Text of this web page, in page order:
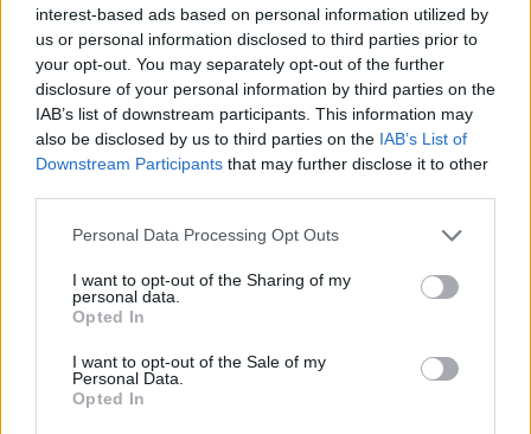
interest-based ads based on personal information utilized by
us or personal information disclosed to third parties prior to
your opt-out. You may separately opt-out of the further
disclosure of your personal information by third parties on the
IAB’s list of downstream participants. This information may
also be disclosed by us to third parties on the IAB’s List of
Downstream Participants that may further disclose it to other
Please note that this website/app uses one or more Google
not limited to your visit or usage behaviour. You may click to
grant or deny consent to Google and its third-party tags to
use your data for below specified purposes in below Google
consent section.
Personal Data Processing Opt Outs
I want to opt-out of the Sharing of my
personal data.
Opted In
I want to opt-out of the Sale of my
Personal Data.
Opted In
Maradona arab melója
Az Al-Fujairah labdarúgócsapatánál lett
vezetőedző Diego Maradona az egyesült arab
emírségekbeli klub honlapjának vasárnapi
bejelentése szerint. A játékosként
2017.05.08. |